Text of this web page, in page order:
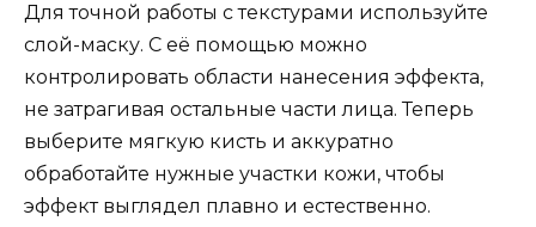
Для точной работы с текстурами используйте
слой-маску. С её помощью можно
контролировать области нанесения эффекта,
не затрагивая остальные части лица. Теперь
выберите мягкую кисть и аккуратно
обработайте нужные участки кожи, чтобы
эффект выглядел плавно и естественно.